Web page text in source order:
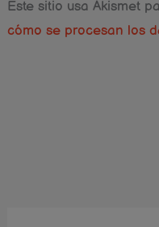
Este sitio usa Akismet
cómo se procesan los